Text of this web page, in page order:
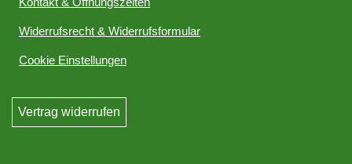
Widerrufsrecht & Widerrufsformular
Cookie Einstellungen
Vertrag widerrufen